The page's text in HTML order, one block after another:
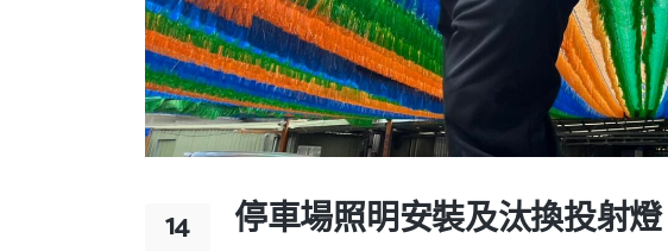
14 停車場照明安裝及汰換投射燈